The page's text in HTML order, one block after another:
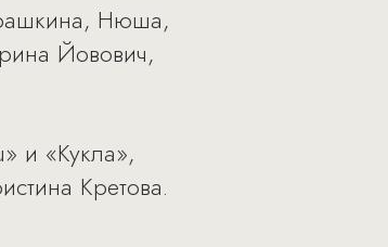
Нюша,
Йовович,
и «Кукла»,
Кретова.